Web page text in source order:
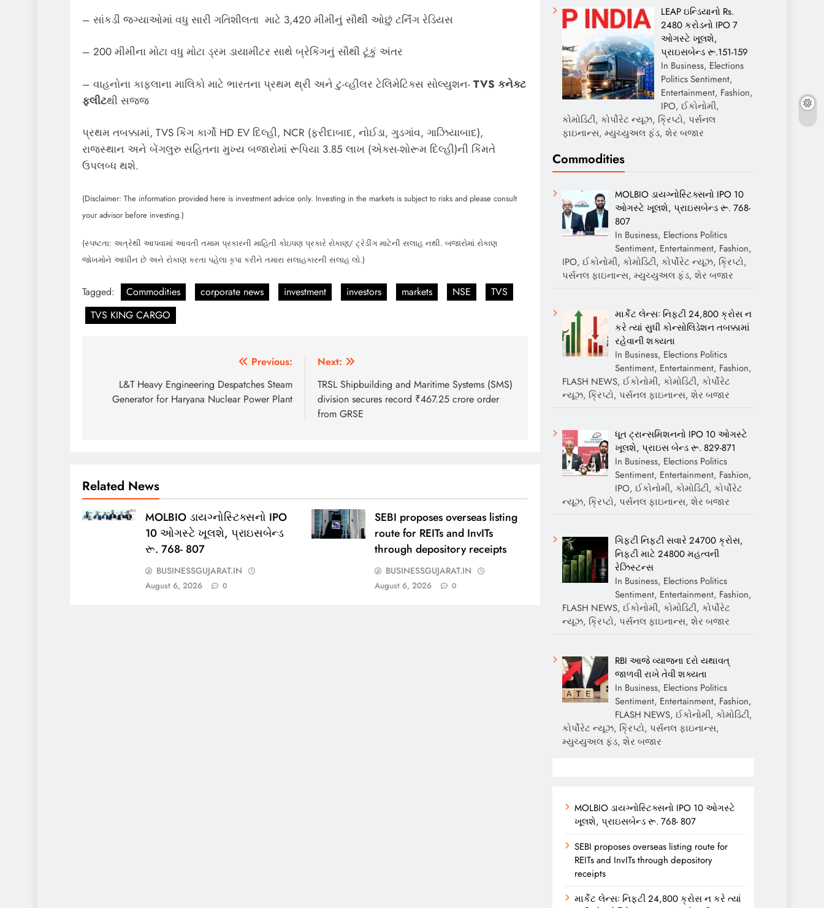
– સાંકડી જગ્યાઓમાં વધુ સારી ગતિશીલતા માટે 3,420 મીમીનું સૌથી ઓછું ટર્નિંગ રેડિયસ
– 200 મીમીના મોટા વધુ મોટા ડ્રમ ડાયામીટર સાથે બ્રેકિંગનું સૌથી ટૂંકું અંતર
– વાહનોના કાફલાના માલિકો માટે ભારતના પ્રથમ થ્રી અને ટુ-વ્હીલર ટેલિમેટિક્સ સોલ્યુશન- TVS કનેક્ટ
ફ્લીટથી સજ્જ
પ્રથમ તબક્કામાં, TVS કિંગ કાર્ગો HD EV દિલ્હી, NCR (ફરીદાબાદ, નોઈડા, ગુડગાંવ, ગાઝિયાબાદ),
રાજસ્થાન અને બેંગલુરુ સહિતના મુખ્ય બજારોમાં રૂપિયા 3.85 લાખ (એક્સ-શોરૂમ દિલ્હી)ની કિંમતે
ઉપલબ્ધ થશે.
(Disclaimer: The information provided here is investment advice only. Investing in the markets is subject to risks and please consult
your advisor before investing.)
(સ્પષ્ટતા: અત્રેથી આપવામાં આવતી તમામ પ્રકારની માહિતી કોઇપણ પ્રકારે રોકાણ/ ટ્રેડીંગ માટેની સલાહ નથી. બજારોમાં રોકાણ
જોખમોને આધીન છે અને રોકાણ કરતા પહેલા કૃપા કરીને તમારા સલાહકારની સલાહ લો.)
Tagged: Commodities corporate news investment investors markets NSE
TVS
TVS KING CARGO
navigation
Previous:
L&T Heavy Engineering Despatches Steam
Generator for Haryana Nuclear Power Plant
Next:
TRSL Shipbuilding and Maritime Systems (SMS)
division secures record ₹467.25 crore order
from GRSE
Related News
MOLBIO ડાયગ્નોસ્ટિક્સનો IPO
10 ઓગસ્ટે ખૂલશે, પ્રાઇસબેન્ડ
રૂ. 768- 807
BUSINESSGUJARAT.IN
August 6, 2026 0
SEBI proposes overseas listing
route for REITs and InvITs
through depository receipts
BUSINESSGUJARAT.IN
August 6, 2026 0
LEAP ઇન્ડિયાનો Rs.
2480 કરોડનો IPO 7
ઓગસ્ટે ખૂલશે,
પ્રાઇસબેન્ડ રૂ.151-159
In Business, Elections
Politics Sentiment,
Entertainment, Fashion,
IPO, ઈકોનોમી,
કોમોડિટી, કોર્પોરેટ ન્યૂઝ, ક્રિપ્ટો, પર્સનલ
ફાઇનાન્સ, મ્યુચ્યુઅલ ફંડ, શેર બજાર
Commodities
MOLBIO ડાયગ્નોસ્ટિક્સનો IPO 10
ઓગસ્ટે ખૂલશે, પ્રાઇસબેન્ડ રૂ. 768-
807
In Business, Elections Politics
Sentiment, Entertainment, Fashion,
IPO, ઈકોનોમી, કોમોડિટી, કોર્પોરેટ ન્યૂઝ, ક્રિપ્ટો,
પર્સનલ ફાઇનાન્સ, મ્યુચ્યુઅલ ફંડ, શેર બજાર
માર્કેટ લેન્સઃ નિફ્ટી 24,800 ક્રોસ ન
કરે ત્યાં સુધી કોન્સોલિડેશન તબક્કામાં
રહેવાની શક્યતા
In Business, Elections Politics
Sentiment, Entertainment, Fashion,
FLASH NEWS, ઈકોનોમી, કોમોડિટી, કોર્પોરેટ
ન્યૂઝ, ક્રિપ્ટો, પર્સનલ ફાઇનાન્સ, શેર બજાર
ધૂત ટ્રાન્સમિશનનો IPO 10 ઓગસ્ટે
ખૂલશે, પ્રાઇસ બેન્ડ રૂ. 829-871
In Business, Elections Politics
Sentiment, Entertainment, Fashion,
IPO, ઈકોનોમી, કોમોડિટી, કોર્પોરેટ
ન્યૂઝ, ક્રિપ્ટો, પર્સનલ ફાઇનાન્સ, શેર બજાર
ગિફ્ટી નિફ્ટી સવારે 24700 ક્રોસ,
નિફ્ટી માટે 24800 મહત્વની
રેઝિસ્ટન્સ
In Business, Elections Politics
Sentiment, Entertainment, Fashion,
FLASH NEWS, ઈકોનોમી, કોમોડિટી, કોર્પોરેટ
ન્યૂઝ, ક્રિપ્ટો, પર્સનલ ફાઇનાન્સ, શેર બજાર
RBI આજે વ્યાજના દરો યથાવત્
જાળવી રાખે તેવી શક્યતા
In Business, Elections Politics
Sentiment, Entertainment, Fashion,
FLASH NEWS, ઈકોનોમી, કોમોડિટી,
કોર્પોરેટ ન્યૂઝ, ક્રિપ્ટો, પર્સનલ ફાઇનાન્સ,
મ્યુચ્યુઅલ ફંડ, શેર બજાર
MOLBIO ડાયગ્નોસ્ટિક્સનો IPO 10 ઓગસ્ટે
ખૂલશે, પ્રાઇસબેન્ડ રૂ. 768- 807
SEBI proposes overseas listing route for
REITs and InvITs through depository
receipts
માર્કેટ લેન્સઃ નિફ્ટી 24,800 ક્રોસ ન કરે ત્યાં